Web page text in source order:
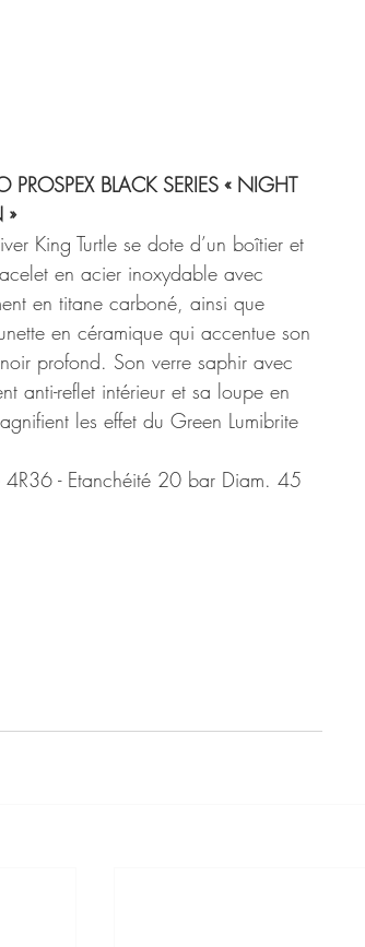
PROSPEX BLACK SERIES « NIGHT
»
King Turtle se dote d’un boîtier et
en acier inoxydable avec
en titane carboné, ainsi que
en céramique qui accentue son
profond. Son verre saphir avec
anti-reflet intérieur et sa loupe en
les effet du Green Lumibrite
4R36 - Etanchéité 20 bar Diam. 45